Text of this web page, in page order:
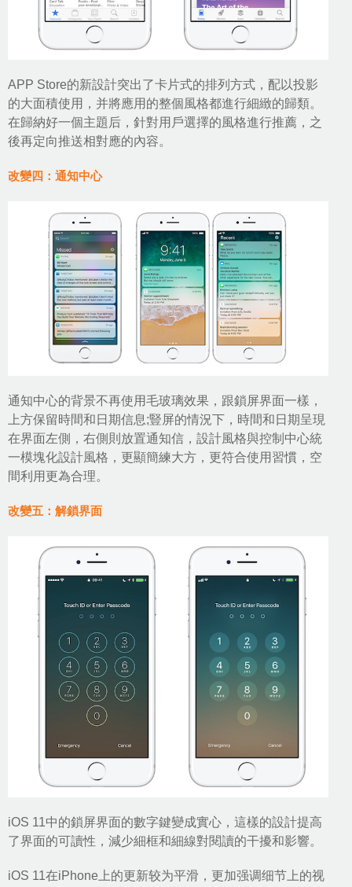
APP Store的新設計突出了卡片式的排列方式，配以投影
的大面積使用，并將應用的整個風格都進行細緻的歸類。
在歸納好一個主題后，針對用戶選擇的風格進行推薦，之
後再定向推送相對應的內容。
改變四：通知中心
通知中心的背景不再使用毛玻璃效果，跟鎖屏界面一樣，
上方保留時間和日期信息;豎屏的情況下，時間和日期呈現
在界面左側，右側則放置通知信，設計風格與控制中心統
一模塊化設計風格，更顯簡練大方，更符合使用習慣，空
間利用更為合理。
改變五：解鎖界面
iOS 11中的鎖屏界面的數字鍵變成實心，這樣的設計提高
了界面的可讀性，減少細框和細線對閱讀的干擾和影響。
iOS 11在iPhone上的更新较为平滑，更加强调细节上的视